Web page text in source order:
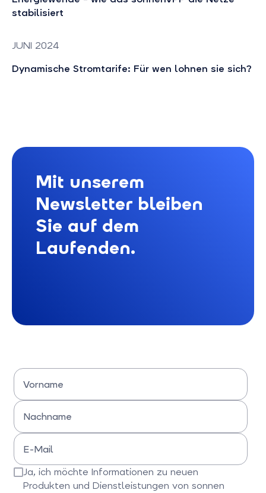
stabilisiert
JUNI 2024
Dynamische Stromtarife: Für wen lohnen sie sich?
Mit unserem
Newsletter bleiben
Sie auf dem
Laufenden.
Vorname
Bitte Vornamen eingeben
Nachname
Bitte Nachname eingeben
E-Mail
Bitte E-Mail-Adresse eingeben
Ja, ich möchte Informationen zu neuen
Produkten und Dienstleistungen von sonnen